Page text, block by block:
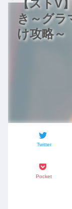
【ストV
き～グラ
け攻略～
Twitter
Pocket